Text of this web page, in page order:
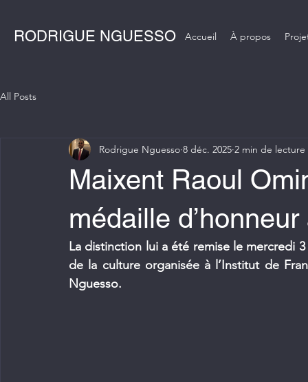
RODRIGUE NGUESSO Accueil À propos
All Posts
Maixent Raoul
médaille
Rodrigue Nguesso 8 déc. 2025 2 min de lecture
La distinction lui a été remise le mercredi
de la culture organisée à l’Institut de
Nguesso.